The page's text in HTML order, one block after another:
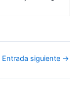
Entrada siguiente →